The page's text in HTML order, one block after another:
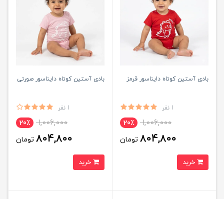
بادی آستین کوتاه دایناسور قرمز
1 نفر
1,006,000 20٪
804,800 تومان
بادی آستین کوتاه دایناسور صورتی
1 نفر
1,006,000 20٪
804,800 تومان